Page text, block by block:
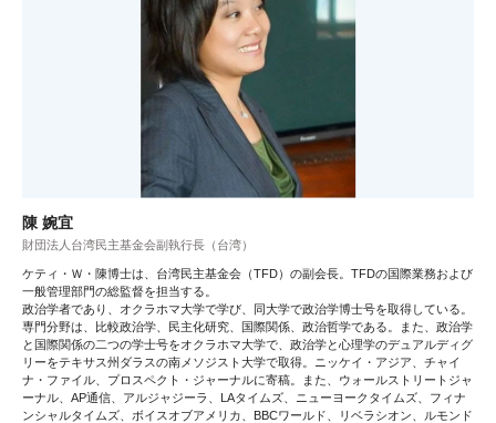
陳 婉宜
財団法人台湾民主基金会副執行長（台湾）
ケティ・Ｗ・陳博士は、台湾民主基金会（TFD）の副会長。TFDの国際業務および
一般管理部門の総監督を担当する。
政治学者であり、オクラホマ大学で学び、同大学で政治学博士号を取得している。
専門分野は、比較政治学、民主化研究、国際関係、政治哲学である。また、政治学
と国際関係の二つの学士号をオクラホマ大学で、政治学と心理学のデュアルディグ
リーをテキサス州ダラスの南メソジスト大学で取得。ニッケイ・アジア、チャイ
ナ・ファイル、プロスペクト・ジャーナルに寄稿。また、ウォールストリートジャ
ーナル、AP通信、アルジャジーラ、LAタイムズ、ニューヨークタイムズ、フィナ
ンシャルタイムズ、ボイスオブアメリカ、BBCワールド、リベラシオン、ルモンド